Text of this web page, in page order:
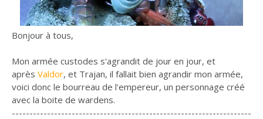
Bonjour à tous,
Mon armée custodes s'agrandit de jour en jour, et
après Valdor, et Trajan, il fallait bien agrandir mon armée,
voici donc le bourreau de l'empereur, un personnage créé
avec la boite de wardens.
--------------------------------------------------------------------